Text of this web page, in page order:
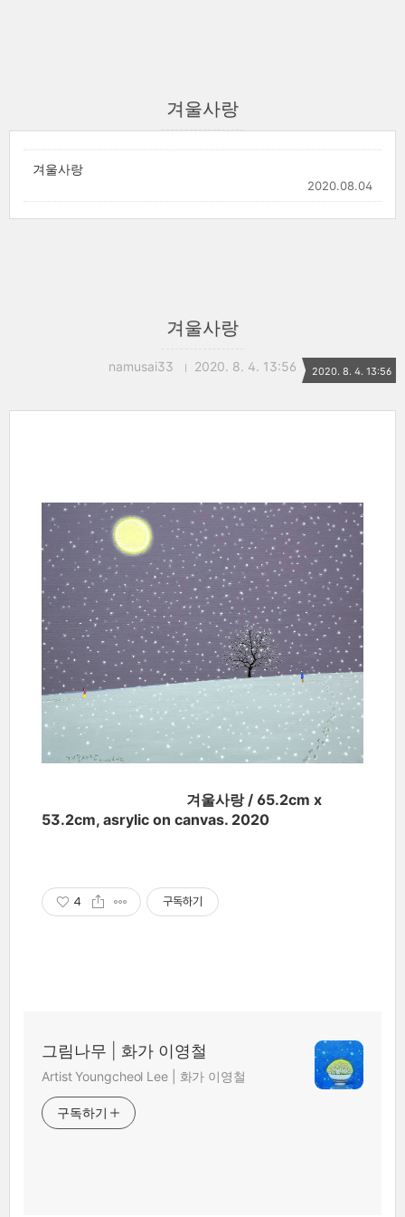
겨울사랑
겨울사랑
2020.08.04
겨울사랑
namusai33 2020. 8. 4. 13:56 2020. 8. 4. 13:56
겨울사랑 / 65.2cm x
53.2cm, asrylic on canvas. 2020
4 구독하기
그림나무 | 화가 이영철
Artist Youngcheol Lee | 화가 이영철
구독하기